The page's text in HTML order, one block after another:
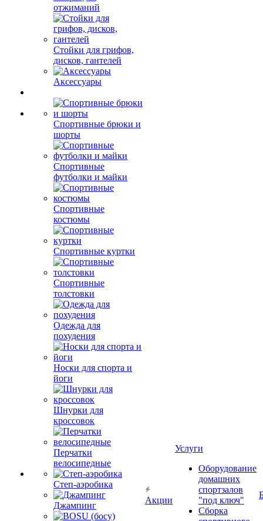
отжиманий
Стойки для грифов,
дисков, гантелей
Аксессуары
Спортивные брюки и
шорты
Спортивные
футболки и майки
Спортивные
костюмы
Спортивные куртки
Спортивные
толстовки
Одежда для
похудения
Носки для спорта и
йоги
Шнурки для
кроссовок
Перчатки
велосипедные
Степ-аэробика
Джампинг
Акции
Услуги
Оборудование
домашних
спортзалов
"под ключ"
Сборка